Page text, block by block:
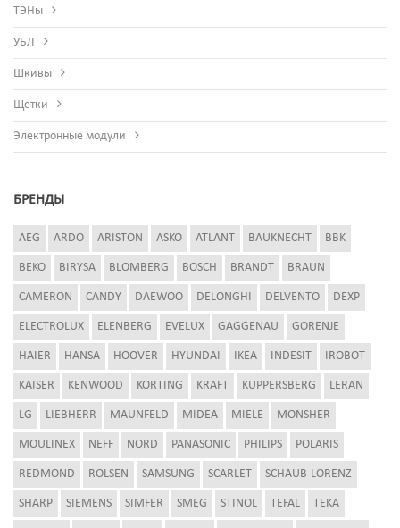
ТЭНы
УБЛ
Шкивы
Щетки
Электронные модули
БРЕНДЫ
AEG ARDO ARISTON ASKO ATLANT BAUKNECHT BBK
BEKO BIRYSA BLOMBERG BOSCH BRANDT BRAUN
CAMERON CANDY DAEWOO DELONGHI DELVENTO DEXP
ELECTROLUX ELENBERG EVELUX GAGGENAU GORENJE
HAIER HANSA HOOVER HYUNDAI IKEA INDESIT IROBOT
KAISER KENWOOD KORTING KRAFT KUPPERSBERG LERAN
LG LIEBHERR MAUNFELD MIDEA MIELE MONSHER
MOULINEX NEFF NORD PANASONIC PHILIPS POLARIS
REDMOND ROLSEN SAMSUNG SCARLET SCHAUB-LORENZ
SHARP SIEMENS SIMFER SMEG STINOL TEFAL TEKA